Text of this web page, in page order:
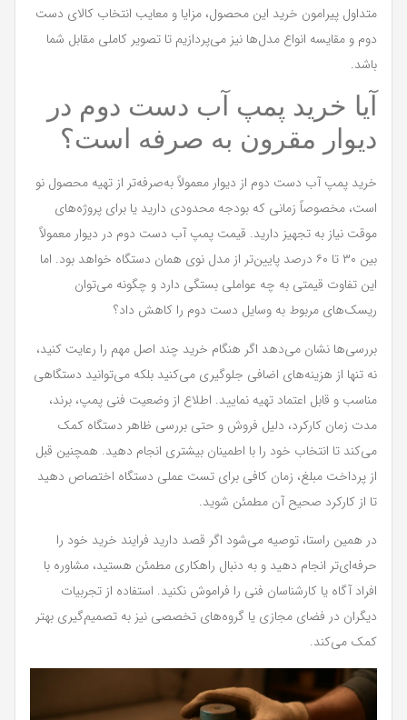
متداول پیرامون خرید این محصول، مزایا و معایب انتخاب کالای دست
دوم و مقایسه انواع مدل‌ها نیز می‌پردازیم تا تصویر کاملی مقابل شما
باشد.
آیا خرید پمپ آب دست دوم در
دیوار مقرون‌ به‌ صرفه است؟
خرید پمپ آب دست دوم از دیوار معمولاً به‌صرفه‌تر از تهیه محصول نو
است، مخصوصاً زمانی که بودجه محدودی دارید یا برای پروژه‌های
موقت نیاز به تجهیز دارید. قیمت پمپ آب دست دوم در دیوار معمولاً
بین ۳۰ تا ۶۰ درصد پایین‌تر از مدل نوی همان دستگاه خواهد بود. اما
این تفاوت قیمتی به چه عواملی بستگی دارد و چگونه می‌توان
ریسک‌های مربوط به وسایل دست دوم را کاهش داد؟
بررسی‌ها نشان می‌دهد اگر هنگام خرید چند اصل مهم را رعایت کنید،
نه تنها از هزینه‌های اضافی جلوگیری می‌کنید بلکه می‌توانید دستگاهی
مناسب و قابل اعتماد تهیه نمایید. اطلاع از وضعیت فنی پمپ، برند،
مدت زمان کارکرد، دلیل فروش و حتی بررسی ظاهر دستگاه کمک
می‌کند تا انتخاب خود را با اطمینان بیشتری انجام دهید. همچنین قبل
از پرداخت مبلغ، زمان کافی برای تست عملی دستگاه اختصاص دهید
تا از کارکرد صحیح آن مطمئن شوید.
در همین راستا، توصیه می‌شود اگر قصد دارید فرایند خرید خود را
حرفه‌ای‌تر انجام دهید و به دنبال راهکاری مطمئن هستید، مشاوره با
افراد آگاه یا کارشناسان فنی را فراموش نکنید. استفاده از تجربیات
دیگران در فضای مجازی یا گروه‌های تخصصی نیز به تصمیم‌گیری بهتر
کمک می‌کند.